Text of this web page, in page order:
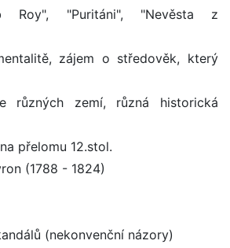
Roy", "Puritáni", "Nevěsta z
zájem o středověk, který
různých zemí, různá historická
přelomu 12.stol.
(1788 - 1824)
(nekonvenční názory)